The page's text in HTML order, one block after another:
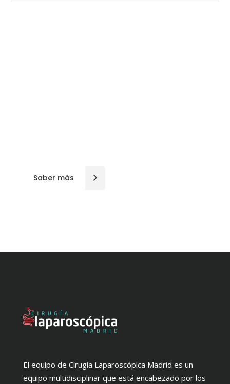
Saber más
El equipo de Cirugía Laparoscópica Madrid es un
equipo multidisciplinar que está encabezado por los